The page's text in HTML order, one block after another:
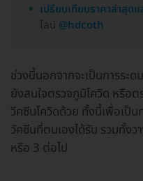
เปรียบเทียบราคาล่าสุด
ไลน์ @hdcoth
ช่วงนี้นอกจากจะเป็นการระ
ยังสนใจตรวจภูมิโควิด หรือ
วีคซีนโควิดด้วย ทั้งนี้เพื่อเป็
วัคซีนที่ตนเองได้รับ รวมทั้ง
หรือ 3 ต่อไป